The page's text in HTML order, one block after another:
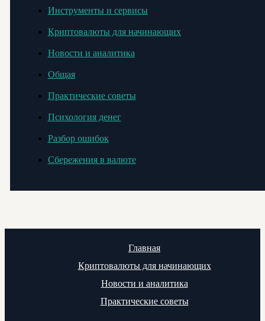
Инструменты и сервисы
Криптовалюты для начинающих
Новости и аналитика
Общая
Практические советы
Психология денег
Разбор ошибок
Сбережения в валюте
Главная
Криптовалюты для начинающих
Новости и аналитика
Практические советы